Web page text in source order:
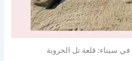
في سيناء: قلعة تل الخروبة